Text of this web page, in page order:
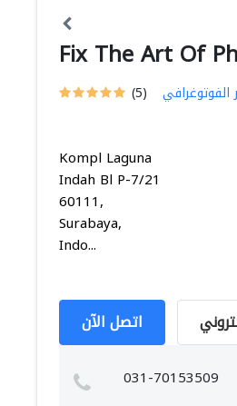
Fix The Art Of
(5) الفوتوغرافي
Kompl Laguna
Indah Bl P-7/21
60111,
Surabaya,
Indo...
اتصل الآن
031-70153509